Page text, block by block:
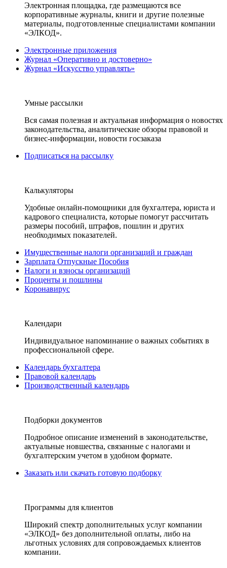
Электронная площадка, где размещаются все
корпоративные журналы, книги и другие полезные
материалы, подготовленные специалистами компании
«ЭЛКОД».
Электронные приложения
Журнал «Оперативно и достоверно»
Журнал «Искусство управлять»
Умные рассылки
Вся самая полезная и актуальная информация о новостях
законодательства, аналитические обзоры правовой и
бизнес-информации, новости госзаказа
Подписаться на рассылку
Калькуляторы
Удобные онлайн-помощники для бухгалтера, юриста и
кадрового специалиста, которые помогут рассчитать
размеры пособий, штрафов, пошлин и других
необходимых показателей.
Имущественные налоги организаций и граждан
Зарплата Отпускные Пособия
Налоги и взносы организаций
Проценты и пошлины
Коронавирус
Календари
Индивидуальное напоминание о важных событиях в
профессиональной сфере.
Календарь бухгалтера
Правовой календарь
Производственный календарь
Подборки документов
Подробное описание изменений в законодательстве,
актуальные новшества, связанные с налогами и
бухгалтерским учетом в удобном формате.
Заказать или скачать готовую подборку
Программы для клиентов
Широкий спектр дополнительных услуг компании
«ЭЛКОД» без дополнительной оплаты, либо на
льготных условиях для сопровождаемых клиентов
компании.